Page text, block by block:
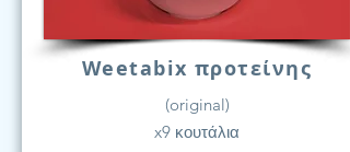
Weetabix προτείνης
(original)
x9 κουτάλια